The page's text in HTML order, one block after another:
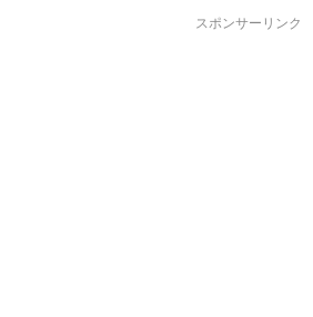
スポンサーリンク